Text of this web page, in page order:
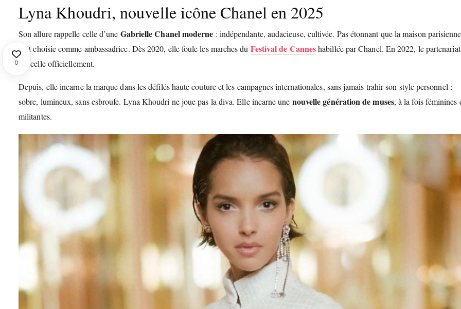
0
Lyna Khoudri, nouvelle icône Chanel en 2025
Son allure rappelle celle d’une Gabrielle Chanel moderne : indépendante, audacieuse, cultivée. Pas étonnant que la maison parisienne
l’ait choisie comme ambassadrice. Dès 2020, elle foule les marches du Festival de Canneshabillée par Chanel. En 2022, le partenariat
se scelle officiellement.
Depuis, elle incarne la marque dans les défilés haute couture et les campagnes internationales, sans jamais trahir son style personnel :
sobre, lumineux, sans esbroufe. Lyna Khoudri ne joue pas la diva. Elle incarne une nouvelle génération de muses, à la fois féminines
militantes.